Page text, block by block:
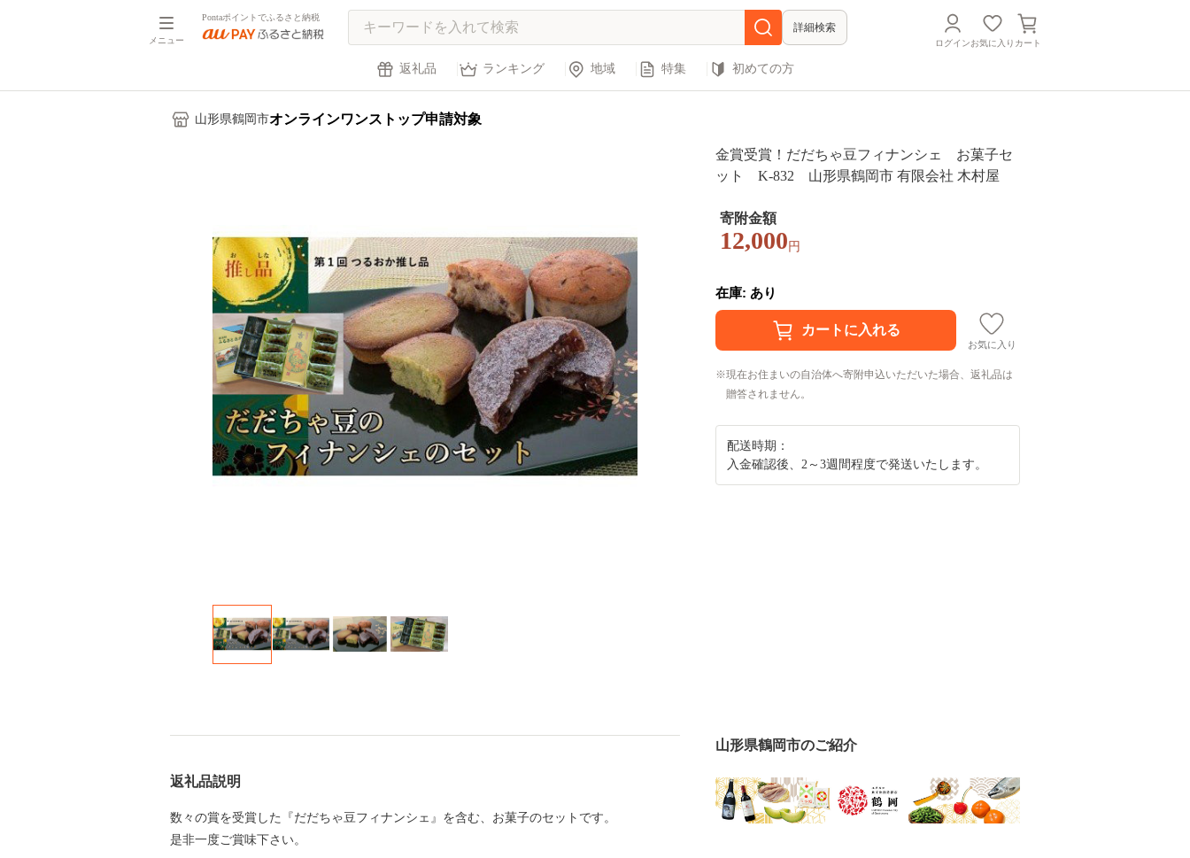
メニュー
Pontaポイントでふるさと納税
詳細検索
ログインお気に入り カート
返礼品 ランキング 地域 特集 初めての方
山形県鶴岡市オンラインワンストップ申請対象
金賞受賞！だだちゃ豆フィナンシェ お菓子セ
ット K-832 山形県鶴岡市 有限会社 木村屋
寄附金額
12,000 円
在庫: あり
お気に入り
現在お住まいの自治体へ寄附申込いただいた場合、返礼品は
贈答されません。
配送時期：
入金確認後、2～3週間程度で発送いたします。
返礼品説明
数々の賞を受賞した『だだちゃ豆フィナンシェ』を含む、お菓子のセットです。
是非一度ご賞味下さい。
山形県鶴岡市のご紹介